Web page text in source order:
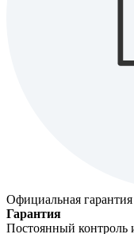
Официальная
Гарантия
Постоянный контроль